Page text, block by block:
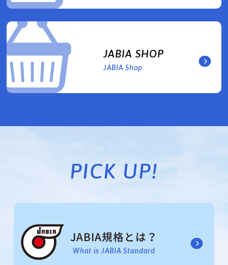
JABIA SHOP
JABIA Shop
PICK UP!
JABIA規格とは？
What is JABIA Standard